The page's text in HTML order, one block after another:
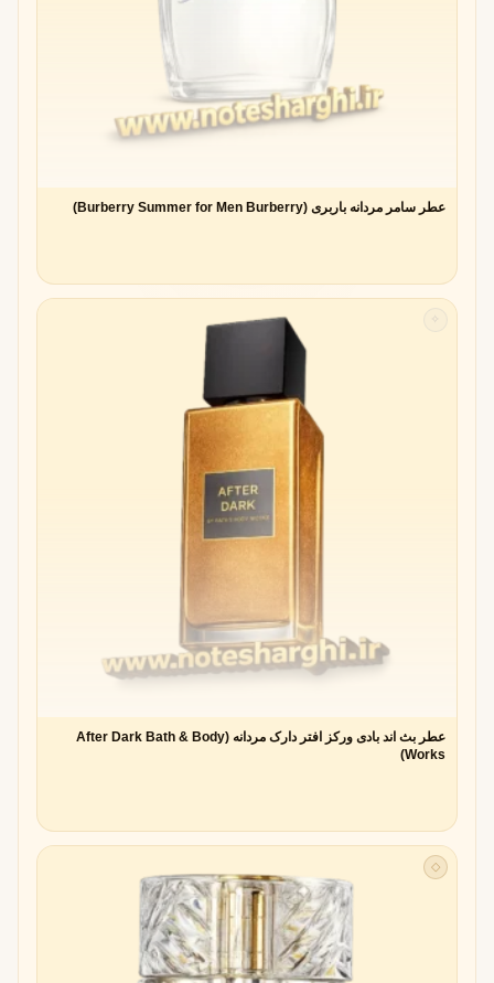
عطر سامر مردانه باربری (Burberry Summer for Men Burberry)
عطر بث اند بادی ورکز افتر دارک مردانه (After Dark Bath & Body
Works)
◇